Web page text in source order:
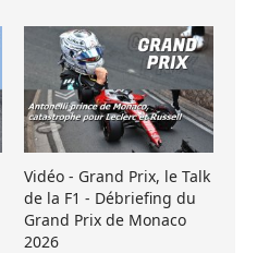
Vidéo - Grand Prix, le Talk
de la F1 - Débriefing du
Grand Prix de Monaco
2026